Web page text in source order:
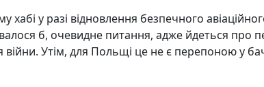
хабі у разі відновлення безпечного
б, очевидне питання, адже йдеться про
Утім, для Польщі це не є перепоною у